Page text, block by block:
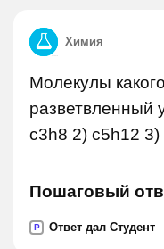
Химия
Молекулы
разветвленный
c3h8 2) c5h12
Пошаговый
P Ответ дал Студент